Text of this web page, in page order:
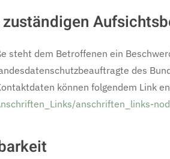
steht dem Betroffenen ein
des
können folgendem Link
anschriften_links-